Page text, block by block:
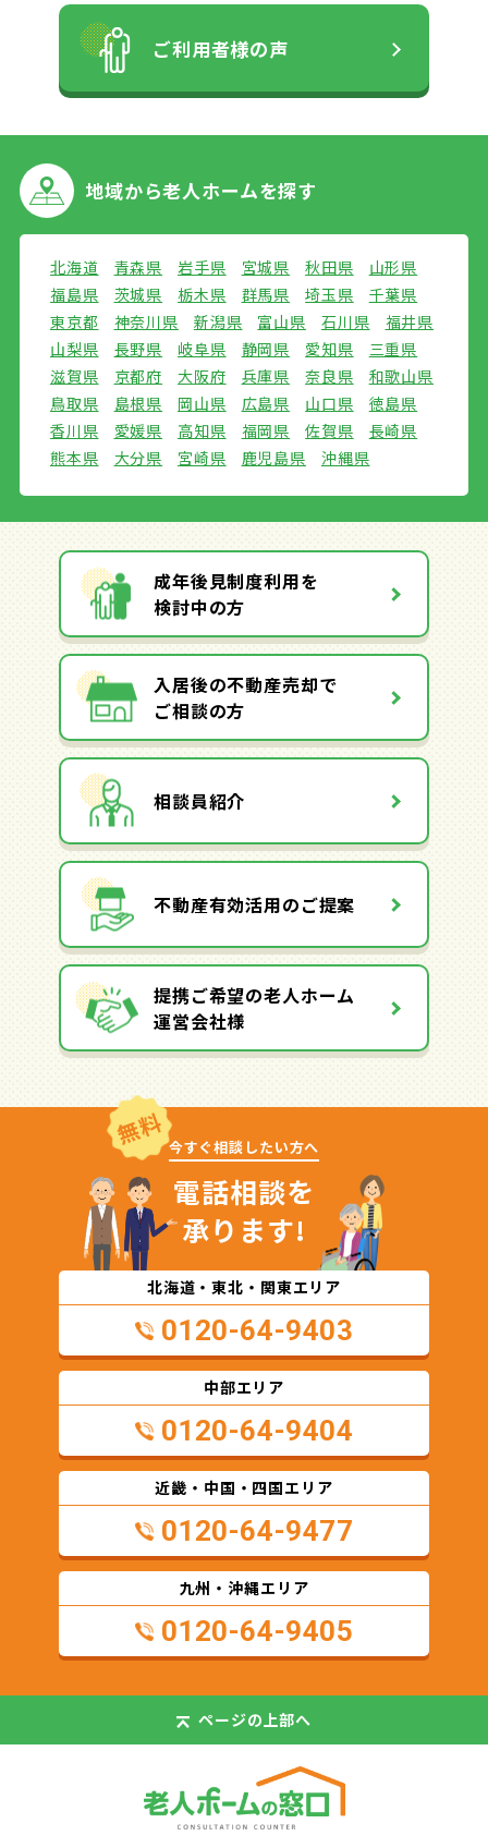
ご利用者様の声
地域から老人ホームを探す
北海道 青森県 岩手県 宮城県 秋田県
山形県
福島県
茨城県 栃木県 群馬県 埼玉県
千葉県
東京都
神奈川県 新潟県 富山県 石川県
福井県
山梨県
長野県 岐阜県 静岡県 愛知県
三重県
滋賀県
京都府 大阪府 兵庫県 奈良県
和歌山県
鳥取県
島根県 岡山県 広島県 山口県
徳島県
香川県
愛媛県 高知県 福岡県 佐賀県
長崎県
熊本県
大分県 宮崎県 鹿児島県 沖縄県
成年後見制度利用を
検討中の方
入居後の不動産売却で
ご相談の方
相談員紹介
不動産有効活用のご提案
提携ご希望の老人ホーム
運営会社様
無料 今すぐ相談したい方へ
電話相談を
承ります!
北海道・東北・関東エリア
0120-64-9403
中部エリア
0120-64-9404
近畿・中国・四国エリア
0120-64-9477
九州・沖縄エリア
0120-64-9405
ページの上部へ